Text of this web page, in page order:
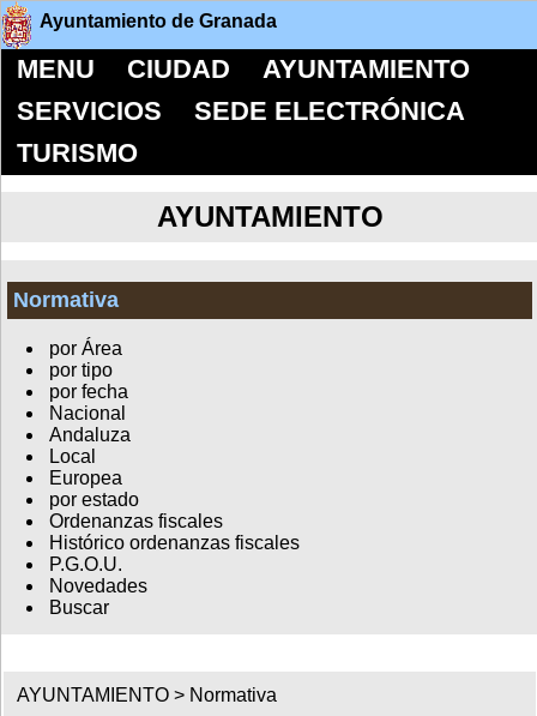
Ayuntamiento de Granada
MENU CIUDAD
AYUNTAMIENTO
SERVICIOS
SEDE ELECTRÓNICA
TURISMO
AYUNTAMIENTO
Normativa
por Área
por tipo
por fecha
Nacional
Andaluza
Local
Europea
por estado
Ordenanzas fiscales
Histórico ordenanzas fiscales
P.G.O.U.
Novedades
Buscar
AYUNTAMIENTO > Normativa